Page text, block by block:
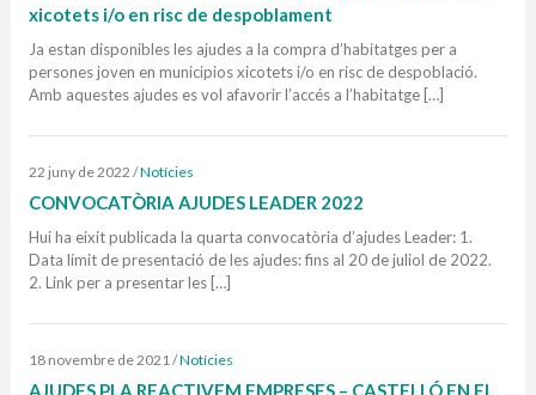
xicotets i/o en risc de despoblament
Ja estan disponibles les ajudes a la compra d’habitatges per a
persones joven en municipios xicotets i/o en risc de despoblació.
Amb aquestes ajudes es vol afavorir l’accés a l’habitatge […]
22 juny de 2022 /Notícies
CONVOCATÒRIA AJUDES LEADER 2022
Hui ha eixit publicada la quarta convocatòria d’ajudes Leader: 1.
Data límit de presentació de les ajudes: fins al 20 de juliol de 2022.
2. Link per a presentar les […]
18 novembre de 2021/Notícies
AJUDES PLA REACTIVEM EMPRESES – CASTELLÓ EN EL